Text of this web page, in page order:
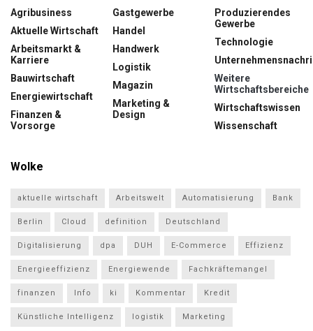
Agribusiness
Aktuelle Wirtschaft
Arbeitsmarkt &
Karriere
Bauwirtschaft
Energiewirtschaft
Finanzen &
Vorsorge
Gastgewerbe
Handel
Handwerk
Logistik
Magazin
Marketing &
Design
Produzierendes
Gewerbe
Technologie
Weitere
Wirtschaftsbereiche
Wirtschaftswissen
Wissenschaft
Wolke
aktuelle wirtschaft Arbeitswelt Automatisierung Bank
Berlin Cloud definition Deutschland
Digitalisierung dpa DUH E-Commerce Effizienz
Energieeffizienz Energiewende Fachkräftemangel
finanzen Info ki Kommentar Kredit
Künstliche Intelligenz logistik Marketing